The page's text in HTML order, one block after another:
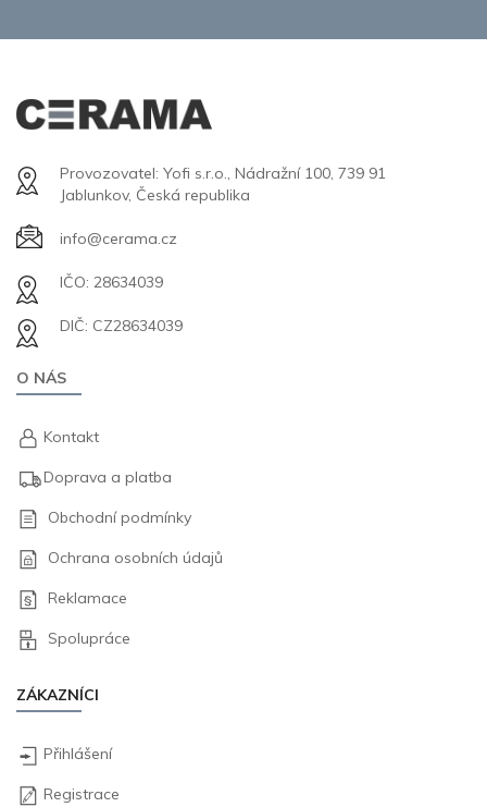
Provozovatel: Yofi s.r.o., Nádražní 100, 739 91
Jablunkov, Česká republika
info@cerama.cz
IČO: 28634039
DIČ: CZ28634039
O NÁS
Kontakt
Doprava a platba
Obchodní podmínky
Ochrana osobních údajů
Reklamace
Spolupráce
ZÁKAZNÍCI
Přihlášení
Registrace